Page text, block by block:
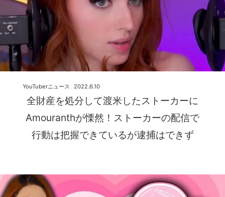
全財産を処分して渡米したストーカーに
Amouranthが慄然！ストーカーの配信で
行動は把握できているが逮捕はできず
2022.6.10
YouTuberニュース